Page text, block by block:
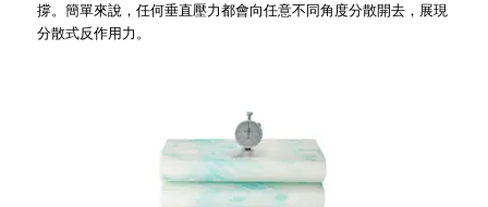
撐。簡單來說，任何垂直壓力都會向任意不同角度分散開去，展現
分散式反作用力。